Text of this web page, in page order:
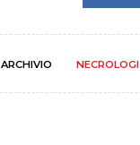
ARCHIVIO NECROLOGI